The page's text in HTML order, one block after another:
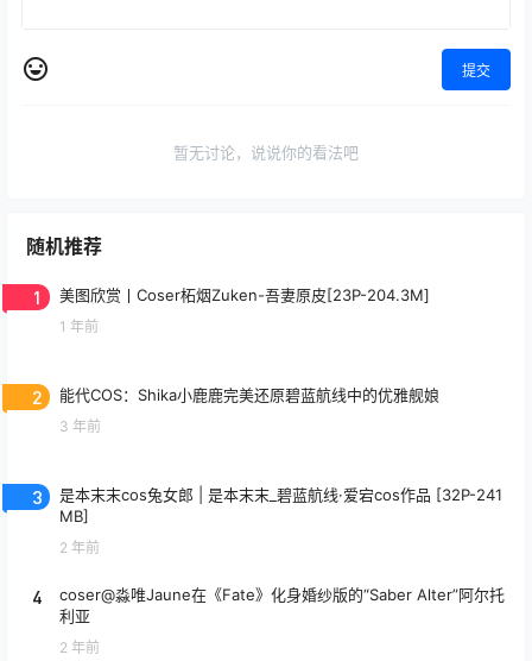
提交
暂无讨论，说说你的看法吧
随机推荐
1 美图欣赏丨Coser柘烟Zuken-吾妻原皮[23P-204.3M]
1 年前
2 能代COS：Shika小鹿鹿完美还原碧蓝航线中的优雅舰娘
3 年前
3
是本末末cos兔女郎 | 是本末末_碧蓝航线·爱宕cos作品 [32P-241
MB]
2 年前
4
coser@淼唯Jaune在《Fate》化身婚纱版的“Saber Alter”阿尔托
利亚
2 年前